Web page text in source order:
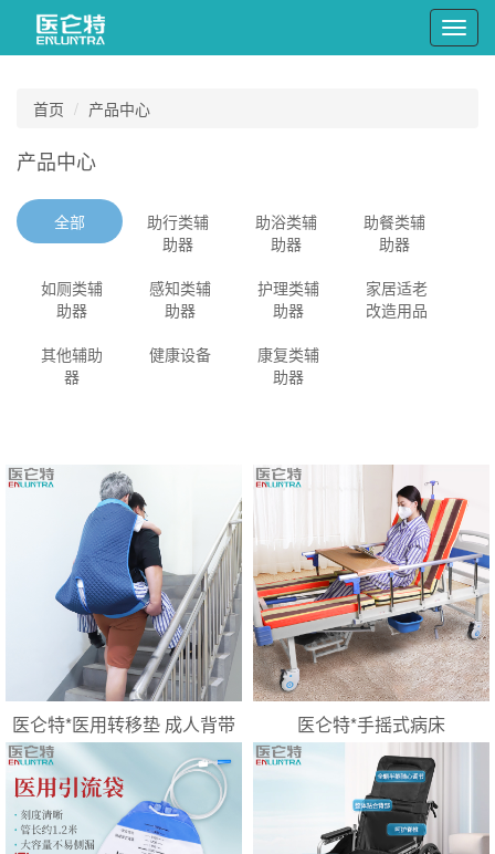
首页 产品中心
产品中心
全部
助行类辅
助器
助浴类辅
助器
助餐类辅
助器
如厕类辅
助器
感知类辅
助器
护理类辅
助器
家居适老
改造用品
其他辅助
器
健康设备
康复类辅
助器
医仑特*医用转移垫 成人背带 医仑特*手摇式病床